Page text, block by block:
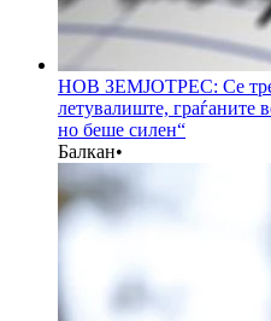
НОВ ЗЕМЈОТРЕС: Се
летувалиште, граѓаните
но беше силен“
Балкан•